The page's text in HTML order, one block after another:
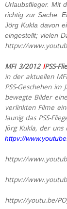
Urlaubsflieger. Mit
richtig zur Sache.
Jörg Kukla davon
eingestellt; vielen
httpv://
MFI 3/2012 IPSS-
in der aktuellen
PSS-Geschehen
bewegte Bilder
verlinkten Filme
launig das PSS-
Jörg Kukla, der
httpv://
httpv://
httpv://
httpv://youtu.be/